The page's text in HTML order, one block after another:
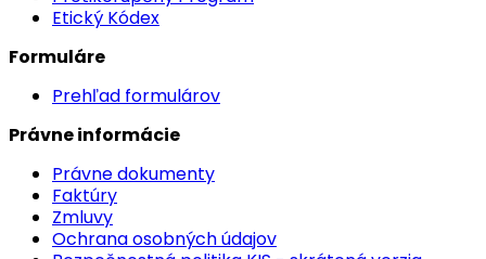
Etický Kódex
Formuláre
Prehľad formulárov
Právne informácie
Právne dokumenty
Faktúry
Zmluvy
Ochrana osobných údajov